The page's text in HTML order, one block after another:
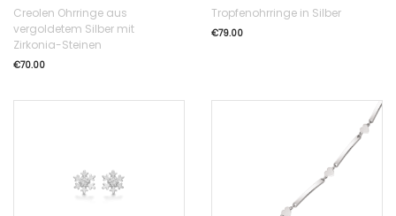
Creolen Ohrringe aus
vergoldetem Silber mit
Zirkonia-Steinen
€70.00
Tropfenohrringe in Silber
€79.00